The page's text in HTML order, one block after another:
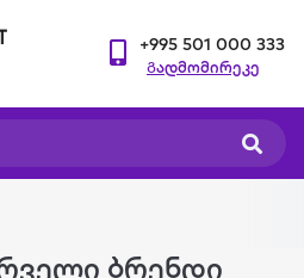
+995 501 000 333
Გადმომირეკე
ბრენდი